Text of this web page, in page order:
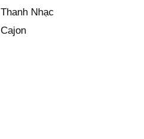
Thanh Nhạc
Cajon